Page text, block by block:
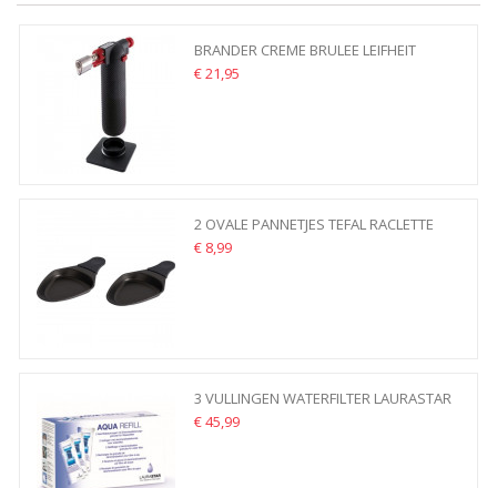
BRANDER CREME BRULEE LEIFHEIT
€ 21,95
2 OVALE PANNETJES TEFAL RACLETTE
GOURMET OVAAL
€ 8,99
3 VULLINGEN WATERFILTER LAURASTAR
AQUA REFILL SO PURE...
€ 45,99